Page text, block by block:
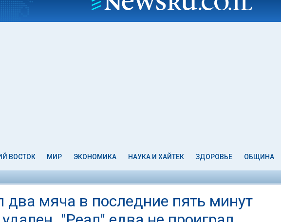
ВОСТОК МИР ЭКОНОМИКА НАУКА И ХАЙТЕК ЗДОРОВЬЕ ОБЩИНА
два мяча в последние пять минут